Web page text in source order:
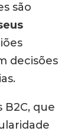
são
decisões
que